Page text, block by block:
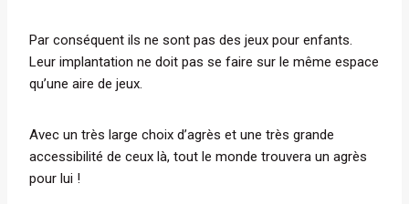
Par conséquent ils ne sont pas des jeux pour enfants.
Leur implantation ne doit pas se faire sur le même espace
qu’une aire de jeux.
Avec un très large choix d’agrès et une très grande
accessibilité de ceux là, tout le monde trouvera un agrès
pour lui !